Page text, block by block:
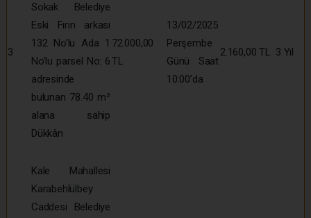
3
Sokak Belediye
Eski Fırın arkası
132 No’lu Ada 1
No’lu parsel No: 6
adresinde
bulunan 78.40 m²
alana sahip
Dükkân
72.000,00
TL
13/02/2025
Perşembe
Günü Saat
10:00’da
2.160,00 TL 3 Yıl
Kale Mahallesi
Karabehlülbey
Caddesi Belediye